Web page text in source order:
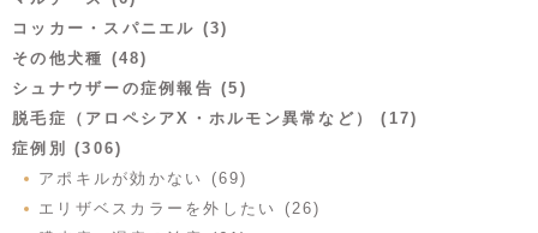
コッカー・スパニエル (3)
その他犬種 (48)
シュナウザーの症例報告 (5)
脱毛症（アロペシアX・ホルモン異常など） (17)
症例別 (306)
アポキルが効かない (69)
エリザベスカラーを外したい (26)